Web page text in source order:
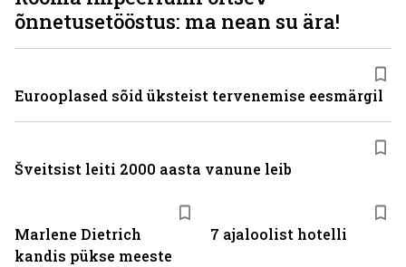
Marlene Dietrich
kandis pükse meeste
7 ajaloolist hotelli
õnnetusetööstus: ma nean su ära!
Eurooplased sõid üksteist tervenemise eesmärgil
Šveitsist leiti 2000 aasta vanune leib